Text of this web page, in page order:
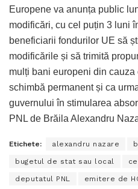
Europene va anunța public
modificări, cu cel puțin 3 luni
beneficiarii fondurilor UE să
modificările și să trimită
mulți bani europeni din
schimbă permanent și ca
guvernului în stimularea
PNL de Brăila Alexandru
Etichete: alexandru nazare
bugetul de stat sau local
deputatul PNL emitere de